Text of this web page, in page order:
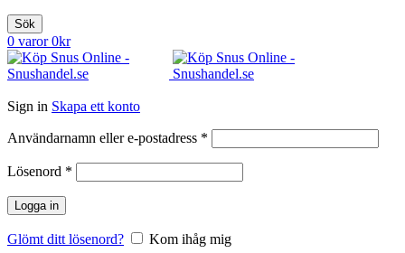
Sök
0 varor 0kr
Sign in Skapa ett konto
Användarnamn eller e-postadress *
Lösenord *
Logga in
Glömt ditt lösenord?
Kom ihåg mig